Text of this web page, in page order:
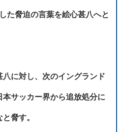
た脅迫の言葉を絵心甚八へと
に対し、次のイングランド
サッカー界から追放処分に
脅す。